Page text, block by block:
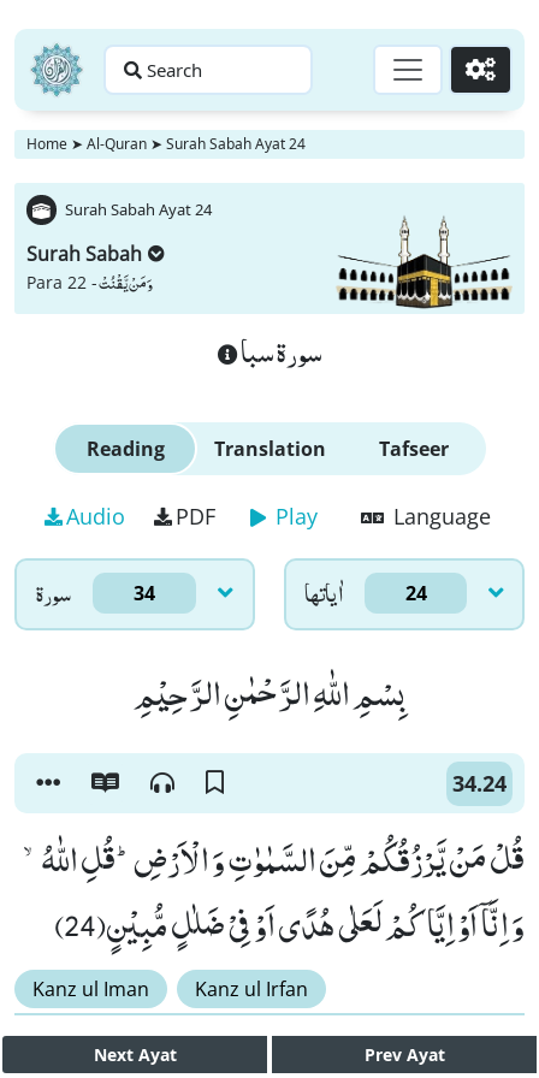
Search Go
Home ➤ Al-Quran ➤ Surah Sabah Ayat 24
Surah Sabah Ayat 24
Surah Sabah
Para 22 -وَ مَنْ یَّقْنُتْ
سورة سبا
Reading Translation Tafseer
Audio PDF Play Language
سورۃ 34 اٰياتها 24
بِسْمِ اللّٰهِ الرَّحْمٰنِ الرَّحِیْمِ
34.24
قُلْ مَنْ یَّرْزُقُكُمْ مِّنَ السَّمٰوٰتِ وَ الْاَرْضِؕ-قُلِ اللّٰهُۙ-
وَ اِنَّاۤ اَوْ اِیَّاكُمْ لَعَلٰى هُدًى اَوْ فِیْ ضَلٰلٍ مُّبِیْنٍ(24)
Kanz ul Iman Kanz ul Irfan
Next Ayat Prev Ayat